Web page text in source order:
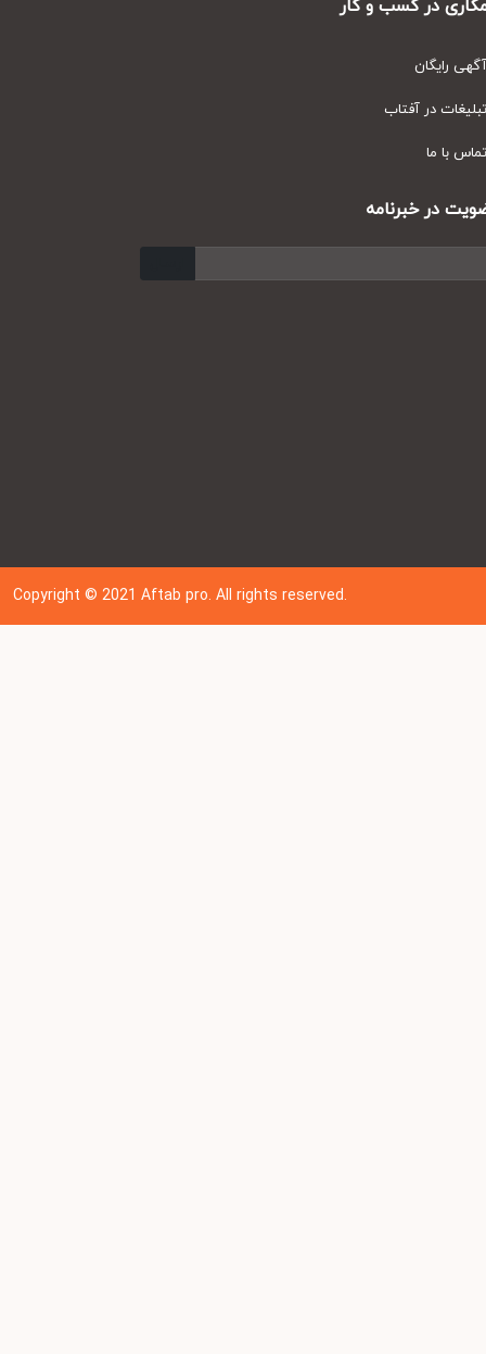
در کسب و کار
رایگان
در آفتاب
با ما
در خبرنامه
Copyright © 202 1Aftab pro. All rights reserved.